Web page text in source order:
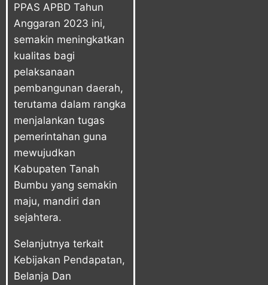
PPAS APBD Tahun
Anggaran 2023 ini,
semakin meningkatkan
kualitas bagi
pelaksanaan
pembangunan daerah,
terutama dalam rangka
menjalankan tugas
pemerintahan guna
mewujudkan
Kabupaten Tanah
Bumbu yang semakin
maju, mandiri dan
sejahtera.
Selanjutnya terkait
Kebijakan Pendapatan,
Belanja Dan